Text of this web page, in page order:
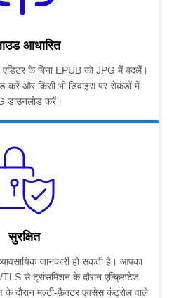
आधारित
के बिना EPUB को JPG में बदलें।
करें और किसी भी डिवाइस पर सेकंडों में
डाउनलोड करें।
सुरक्षित
जानकारी हो सकती है। आपका
से ट्रांसमिशन के दौरान एन्क्रिप्टेड
दौरान मल्टी-फ़ैक्टर एक्सेस कंट्रोल वाले